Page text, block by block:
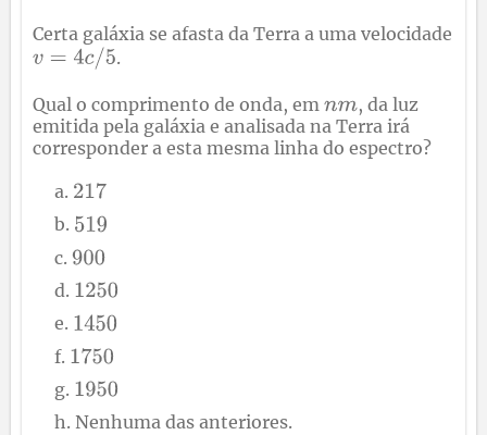
Certa galáxia se afasta da Terra a uma velocidade
.
Qual o comprimento de onda, em
, da luz
emitida pela galáxia e analisada na Terra irá
corresponder a esta mesma linha do espectro?
Nenhuma das anteriores.